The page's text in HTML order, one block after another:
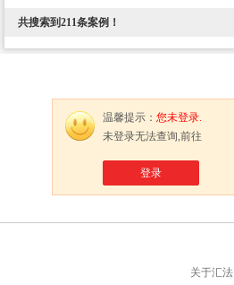
共搜索到211条案例！
温馨提示： 您未登录.
未登录无法查询,前往
登录
关于汇法